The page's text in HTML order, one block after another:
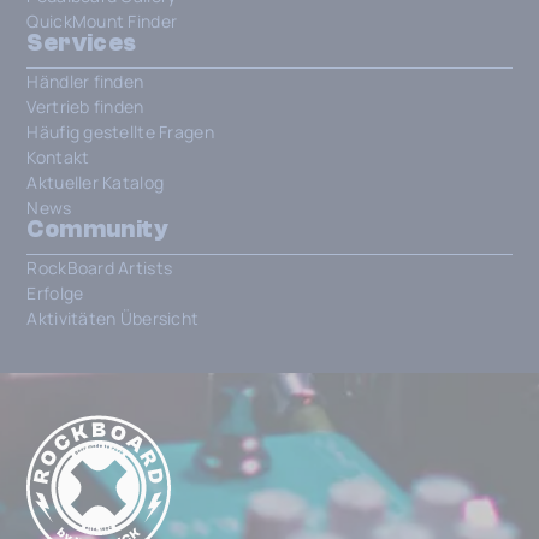
QuickMount Finder
Services
Händler finden
Vertrieb finden
Häufig gestellte Fragen
Kontakt
Aktueller Katalog
News
Community
RockBoard Artists
Erfolge
Aktivitäten Übersicht